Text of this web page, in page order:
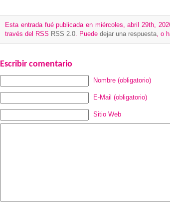
Esta entrada fué publicada en miércoles, abril 29th,
través del RSS RSS 2.0. Puededejar una respuesta, o
Escribir comentario
Nombre (obligatorio)
E-Mail (obligatorio)
Sitio Web